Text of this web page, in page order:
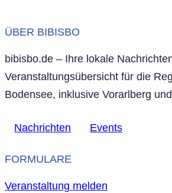
ÜBER BIBISBO
bibisbo.de – Ihre lokale
Veranstaltungsübersicht für die
Bodensee, inklusive Vorarlberg
Nachrichten Events
FORMULARE
Veranstaltung melden